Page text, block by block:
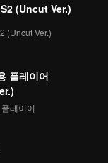
(Uncut Ver.)
(Uncut Ver.)
플레이어
레이어